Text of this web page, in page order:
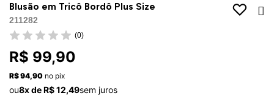
Blusão em Tricô Bordô Plus Size
211282
(0)
R$ 99,90
R$ 94,90 no pix
ou8x de R$ 12,49sem juros